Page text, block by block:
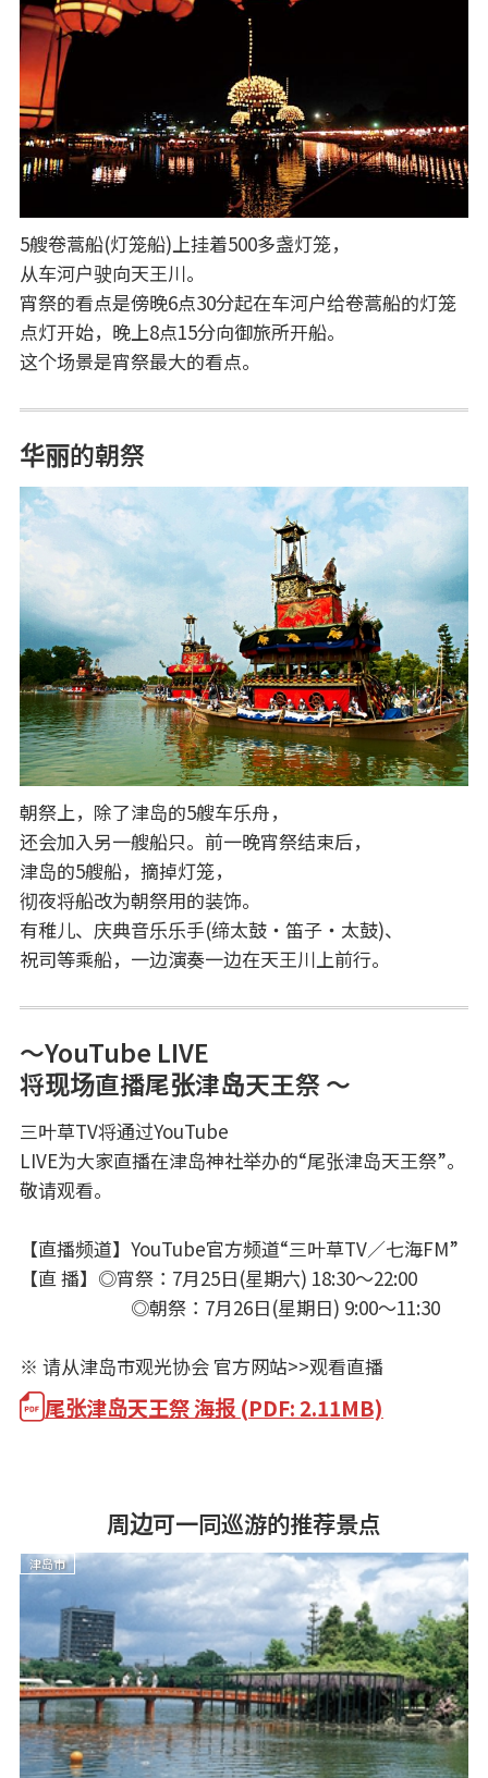
5艘卷蒿船(灯笼船)上挂着500多盏灯笼，
从车河户驶向天王川。
宵祭的看点是傍晚6点30分起在车河户给卷蒿船的灯笼
点灯开始，晚上8点15分向御旅所开船。
这个场景是宵祭最大的看点。
华丽的朝祭
朝祭上，除了津岛的5艘车乐舟，
还会加入另一艘船只。前一晚宵祭结束后，
津岛的5艘船，摘掉灯笼，
彻夜将船改为朝祭用的装饰。
有稚儿、庆典音乐乐手(缔太鼓・笛子・太鼓)、
祝司等乘船，一边演奏一边在天王川上前行。
～YouTube LIVE
将现场直播尾张津岛天王祭 ～
三叶草TV将通过YouTube
LIVE为大家直播在津岛神社举办的“尾张津岛天王祭”。
敬请观看。
【直播频道】YouTube官方频道“三叶草TV／七海FM”
【直 播】◎宵祭：7月25日(星期六) 18:30～22:00
◎朝祭：7月26日(星期日) 9:00～11:30
※ 请从津岛市观光协会 官方网站>>观看直播
尾张津岛天王祭 海报 (PDF: 2.11MB)
周边可一同巡游的推荐景点
津岛市